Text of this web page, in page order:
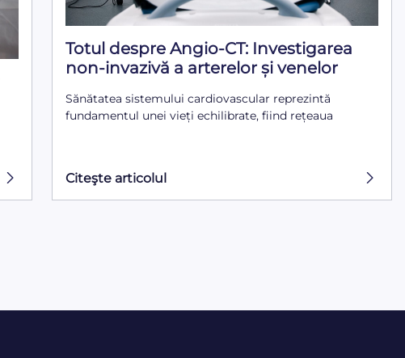
Totul despre Angio-CT: Investigarea
non-invazivă a arterelor și venelor
Sănătatea sistemului cardiovascular reprezintă
fundamentul unei vieți echilibrate, fiind rețeaua
Citeşte articolul